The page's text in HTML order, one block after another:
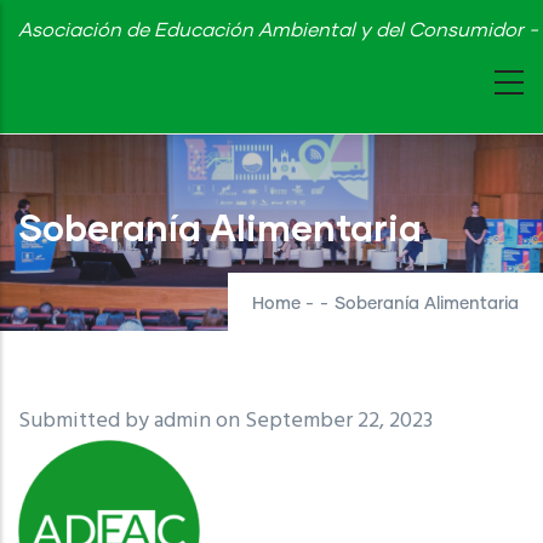
Skip
content
Asociación de Educación Ambiental y del Consumidor
Soberanía Alimentaria
Home - - Soberanía Alimentaria
Submitted byadminon September 22, 2023